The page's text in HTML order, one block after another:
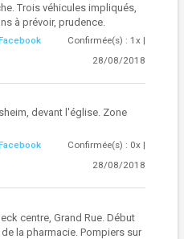
Trois véhicules impliqués,
à prévoir, prudence.
Confirmée(s) : 1x |
28/08/2018
devant l'église. Zone
Confirmée(s) : 0x |
28/08/2018
centre, Grand Rue. Début
la pharmacie. Pompiers sur